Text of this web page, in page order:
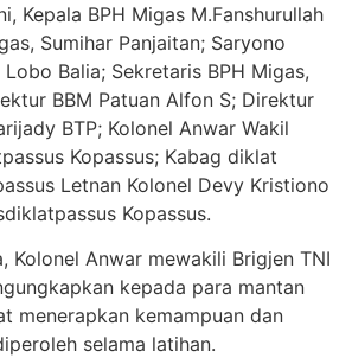
Kepala BPH Migas M.Fanshurullah
Sumihar Panjaitan; Saryono
Balia; Sekretaris BPH Migas,
BBM Patuan Alfon S; Direktur
BTP; Kolonel Anwar Wakil
Kopassus; Kabag diklat
Letnan Kolonel Devy Kristiono
Kopassus.
Kolonel Anwar mewakili Brigjen TNI
kepada para mantan
menerapkan kemampuan dan
selama latihan.